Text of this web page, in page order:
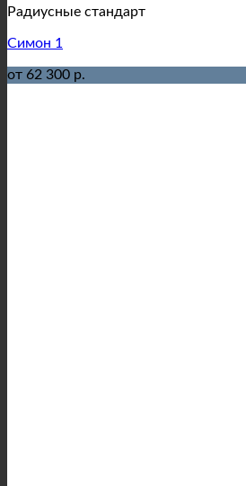
Радиусные стандарт
Симон 1
от 62 300 р.